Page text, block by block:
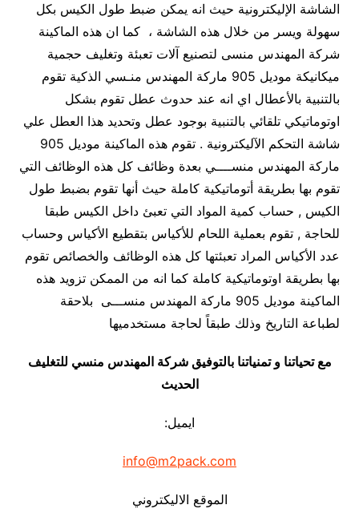
الشاشة الإليكترونية حيث انه يمكن ضبط طول الكيس بكل
سهولة ويسر من خلال هذه الشاشة ، كما ان هذه الماكينة
شركة المهندس منسى لتصنيع آلات تعبئة وتغليف حجمية
ميكانيكة موديل 905 ماركة المهندس منـسي الذكية تقوم
بالتنبية بالأعطال اي انه عند حدوث عطل تقوم بشكل
اوتوماتيكي تلقائي بالتنبية بوجود عطل وتحديد هذا العطل علي
شاشة التحكم الآليكترونية . تقوم هذه الماكينة موديل 905
ماركة المهندس منســــي بعدة وظائف كل هذه الوظائف التي
تقوم بها بطريقة أتوماتيكية كاملة حيث أنها تقوم بضبط طول
الكيس , حساب كمية المواد التي تعبئ داخل الكيس طبقا
للحاجة , تقوم بعملية اللحام للأكياس بتقطيع الأكياس وحساب
عدد الأكياس المراد تعبئتها كل هذه الوظائف والخصائص تقوم
بها بطريقة اوتوماتيكية كاملة كما انه من الممكن تزويد هذه
الماكينة موديل 905 ماركة المهندس منســـى بلاحقة
لطباعة التاريخ وذلك طبقاً لحاجة مستخدميها
مع تحياتنا و تمنياتنا بالتوفيق شركة المهندس منسي للتغليف
الحديث
ايميل:
info@m2pack.com
الموقع الاليكتروني